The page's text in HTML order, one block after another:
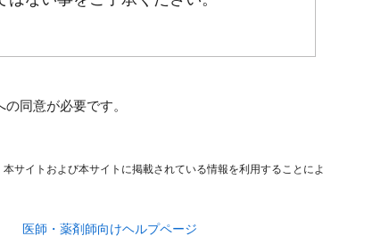
の同意が必要です。
サイトおよび本サイトに掲載されている情報を利用することによ
医師・薬剤師向けヘルプページ